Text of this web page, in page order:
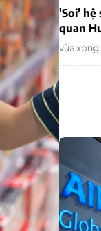
'Soi' hệ
quan
vừa xong